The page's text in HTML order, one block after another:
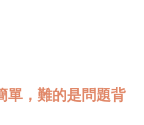
單，難的是問題背